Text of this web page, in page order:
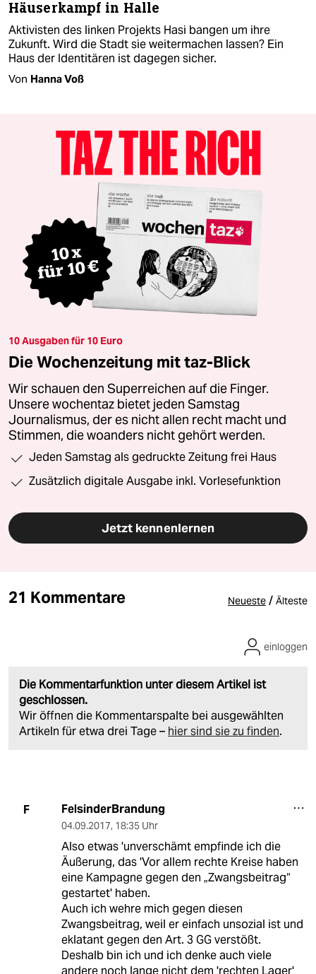
Häuserkampf in Halle
Aktivisten des linken Projekts Hasi bangen um ihre
Zukunft. Wird die Stadt sie weitermachen lassen? Ein
Haus der Identitären ist dagegen sicher.
Von Hanna Voß
10 Ausgaben für 10 Euro
Die Wochenzeitung mit taz-Blick
Wir schauen den Superreichen auf die Finger.
Unsere wochentaz bietet jeden Samstag
Journalismus, der es nicht allen recht macht und
Stimmen, die woanders nicht gehört werden.
Jeden Samstag als gedruckte Zeitung frei Haus
Zusätzlich digitale Ausgabe inkl. Vorlesefunktion
Jetzt kennenlernen
21 Kommentare Neueste / Älteste
Die Kommentarfunktion unter diesem Artikel ist
geschlossen.
Wir öffnen die Kommentarspalte bei ausgewählten
Artikeln für etwa drei Tage – hier sind sie zu finden.
einloggen
F FelsinderBrandung
04.09.2017, 18:35 Uhr
Also etwas 'unverschämt empfinde ich die
Äußerung, das 'Vor allem rechte Kreise haben
eine Kampagne gegen den „Zwangsbeitrag“
gestartet' haben.
Auch ich wehre mich gegen diesen
Zwangsbeitrag, weil er einfach unsozial ist und
eklatant gegen den Art. 3 GG verstößt.
Deshalb bin ich und ich denke auch viele